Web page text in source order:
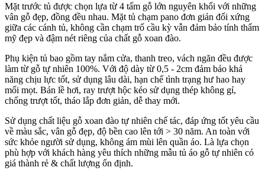
Mặt trước tủ được chọn lựa từ 4 tấm gỗ lớn nguyên khối với những
vân gỗ đẹp, đồng đều nhau. Mặt tủ chạm pano đơn giản đối xứng
giữa các cánh tủ, không cần chạm trổ cầu kỳ vẫn đảm bảo tính thẩm
mỹ đẹp và đậm nét riêng của chất gỗ xoan đào.
Phụ kiện tủ bao gồm tay nắm cửa, thanh treo, vách ngăn đều được
làm từ gỗ tự nhiên 100%. Với độ dày từ 0,5 - 2cm đảm bảo khả
năng chịu lực tốt, sử dụng lâu dài, hạn chế tình trạng hư hao hay
mối mọt. Bản lề hơi, ray trượt hộc kéo sử dụng thép không gỉ,
chống trượt tốt, tháo lắp đơn giản, dễ thay mới.
Sử dụng chất liệu gỗ xoan đào tự nhiên chế tác, đáp ứng tốt yêu cầu
về màu sắc, vân gỗ đẹp, độ bền cao lên tới > 30 năm. An toàn với
sức khỏe người sử dụng, không ám mùi lên quần áo. Là lựa chọn
phù hợp với khách hàng yêu thích những mẫu tủ áo gỗ tự nhiên có
giá thành rẻ & chất lượng ổn định.